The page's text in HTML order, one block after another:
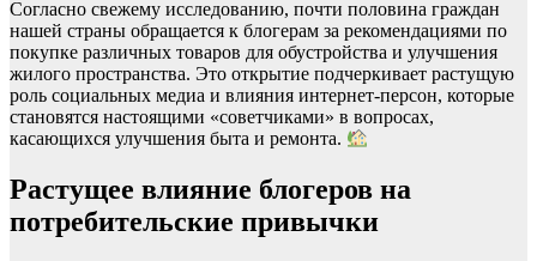
Согласно свежему исследованию, почти половина граждан
нашей страны обращается к блогерам за рекомендациями по
покупке различных товаров для обустройства и улучшения
жилого пространства. Это открытие подчеркивает растущую
роль социальных медиа и влияния интернет-персон, которые
становятся настоящими «советчиками» в вопросах,
касающихся улучшения быта и ремонта.
Растущее влияние блогеров на
потребительские привычки